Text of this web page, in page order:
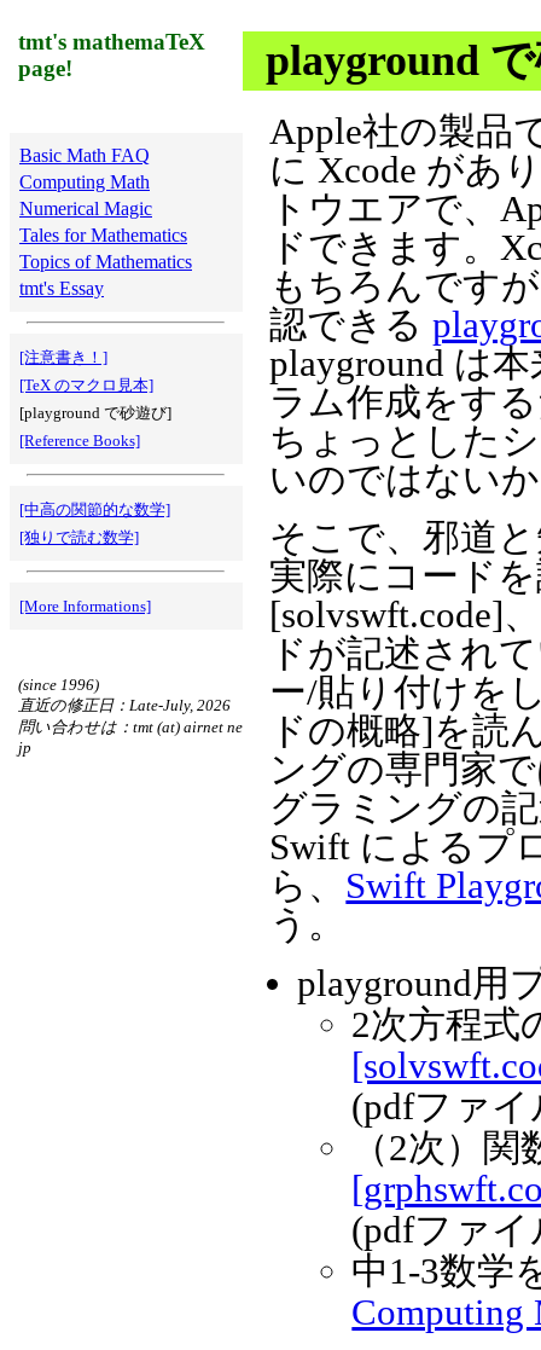
playground
Apple社の製品
に Xcode があ
トウエアで、
ドできます。
もちろんです
認できる
playground は
ラム作成をす
ちょっとした
いのではない
そこで、邪道
実際にコード
[solvswft.code]
ドが記述され
ー/貼り付けを
ドの概略]を読
ングの専門家
グラミングの
Swift によるプ
ら、 Swift
う。
playground用
2次方程式
(pdfファイ
（2次）
(pdfファイ
中1-3数学
Computing
tmt's mathemaTeX
page!
Basic Math FAQ
Computing Math
Numerical Magic
Tales for Mathematics
Topics of Mathematics
tmt's Essay
[注意書き！]
[TeX のマクロ見本]
[playground で砂遊び]
[Reference Books]
[中高の関節的な数学]
[独りで読む数学]
[More Informations]
(since 1996)
直近の修正日：Late-July, 2026
問い合わせは：tmt (at) airnet ne
jp